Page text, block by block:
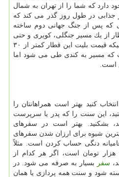
دارد كه شما را از تهران به شمال
جذابی در طول روز گذر می كند كه
كه پس از جنگ جهانی دوم ساخته
از یك مسیر جنگلی، كویری و حتی
كوهستانی عبور می كنید در حالیكه قیمت بلیت این قطار كمتر از ۳۰
مسیر به كندی طی می شود اما
است.
كنید بهتر است همراهانتان را
این سنت را كه پدر یا سرپرست
بشكنید. بهتر است در سفرهای
شیوه برای ارزان شدن سفرهای
دنگی حساب كردن است. مثلاً
اگر اجاره یك خانه شبی ۱۵۰ هزار تومان است، اگر هر كدام از
سفر
بسیار به صرفه می شود. در
شود و سنت همه پردازی یا همان